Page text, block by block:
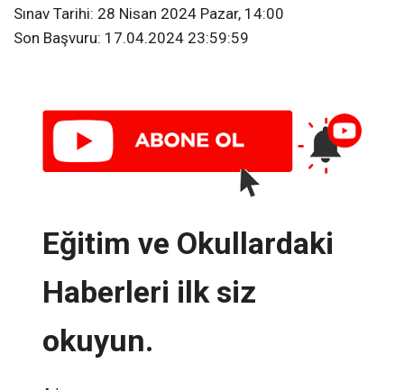
Sınav Tarihi: 28 Nisan 2024 Pazar, 14:00
Son Başvuru: 17.04.2024 23:59:59
Eğitim ve Okullardaki
Haberleri ilk siz
okuyun.